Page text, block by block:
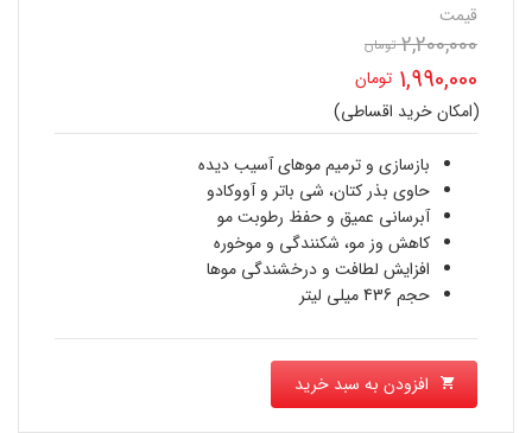
قیمت
2,200,000 تومان
اصلی
2,200,000 تومان
بود.
1,990,000 تومان
قیمت
فعلی
1,990,000 تومان
است.
(امکان خرید اقساطی)
بازسازی و ترمیم موهای آسیب دیده
حاوی بذر کتان، شی باتر و آووکادو
آبرسانی عمیق و حفظ رطوبت مو
کاهش وز مو، شکنندگی و موخوره
افزایش لطافت و درخشندگی موها
حجم 436 میلی لیتر
افزودن به سبد خرید